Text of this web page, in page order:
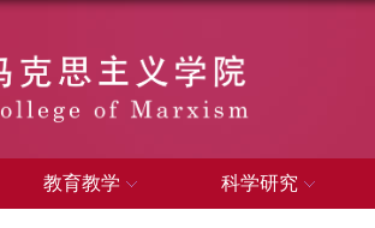
教育教学 科学研究